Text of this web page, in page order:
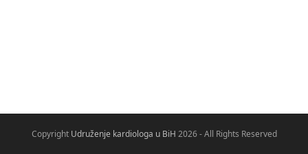
Copyright Udruženje kardiologa u BiH 2026 - All Rights Reserved